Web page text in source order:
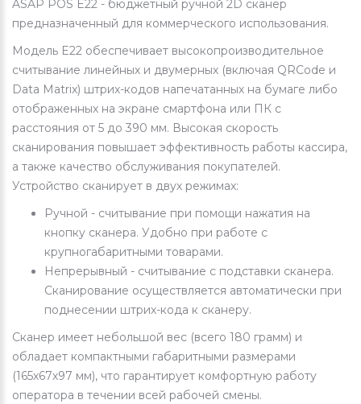
ASAP POS E22 - бюджетный ручной 2D сканер
предназначенный для коммерческого использования.
Модель E22 обеспечивает высокопроизводительное
считывание линейных и двумерных (включая QRCode и
Data Matrix) штрих-кодов напечатанных на бумаге либо
отображенных на экране смартфона или ПК с
расстояния от 5 до 390 мм. Высокая скорость
сканирования повышает эффективность работы кассира,
а также качество обслуживания покупателей.
Устройство сканирует в двух режимах:
Ручной - считывание при помощи нажатия на
кнопку сканера. Удобно при работе с
крупногабаритными товарами.
Непрерывный - считывание с подставки сканера.
Сканирование осуществляется автоматически при
поднесении штрих-кода к сканеру.
Сканер имеет небольшой вес (всего 180 грамм) и
обладает компактными габаритными размерами
(165х67х97 мм), что гарантирует комфортную работу
оператора в течении всей рабочей смены.